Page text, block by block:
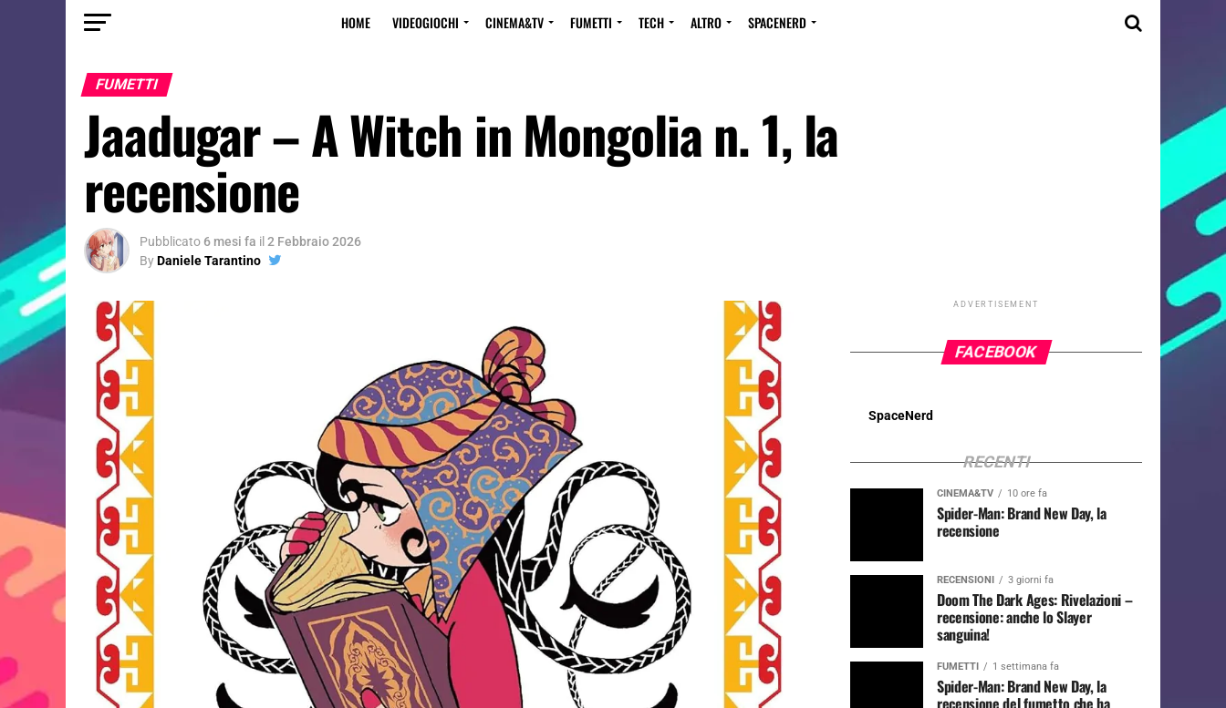
HOME VIDEOGIOCHI CINEMA&TV FUMETTI TECH ALTRO SPACENERD
FUMETTI
Jaadugar – A Witch in Mongolia n. 1, la
recensione
Pubblicato 6 mesi fa il 2 Febbraio 2026
ByDaniele Tarantino
ADVERTISEMENT
FACEBOOK
SpaceNerd
RECENTI
CINEMA&TV 10 ore fa
Spider-Man: Brand New Day, la
recensione
RECENSIONI 3 giorni fa
Doom The Dark Ages: Rivelazioni –
recensione: anche lo Slayer
sanguina!
FUMETTI 1 settimana fa
Spider-Man: Brand New Day, la
recensione del fumetto che ha